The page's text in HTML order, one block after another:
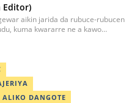
Editor)
aikin jarida da rubuce-rubucen
kuma kwararre ne a kawo
ALIKO DANGOTE